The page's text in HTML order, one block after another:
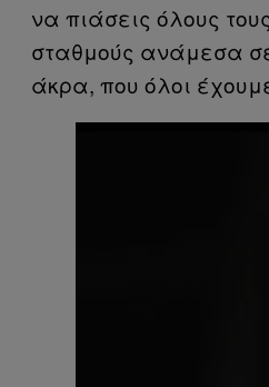
να πιάσεις όλους
σταθμούς ανάμεσα
άκρα, που όλοι